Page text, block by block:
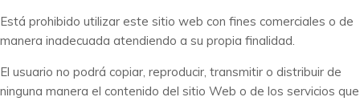
Está prohibido utilizar este sitio web con fines comerciales o de
manera inadecuada atendiendo a su propia finalidad.
El usuario no podrá copiar, reproducir, transmitir o distribuir de
ninguna manera el contenido del sitio Web o de los servicios que